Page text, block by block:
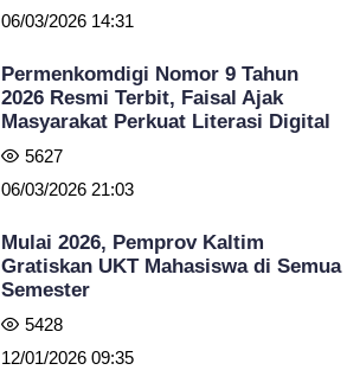
06/03/2026 14:31
Permenkomdigi Nomor 9 Tahun
2026 Resmi Terbit, Faisal Ajak
Masyarakat Perkuat Literasi Digital
5627
06/03/2026 21:03
Mulai 2026, Pemprov Kaltim
Gratiskan UKT Mahasiswa di Semua
Semester
5428
12/01/2026 09:35